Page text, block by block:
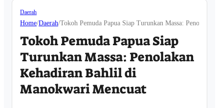
Daerah
Home/Daerah/Tokoh Pemuda Papua Siap Turunkan Massa:
Tokoh Pemuda Papua Siap
Turunkan Massa: Penolakan
Kehadiran Bahlil di
Manokwari Mencuat